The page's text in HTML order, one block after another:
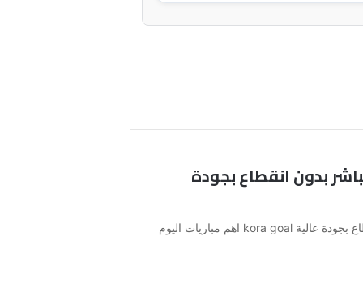
بدون انقطاع بجودة
كورة جول مباريات اليوم بث مباشر بدون انقطاع بجودة عالية kora goal اهم مباريات اليوم